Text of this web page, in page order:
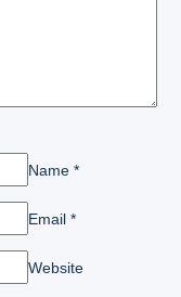
Name *
Email *
Website